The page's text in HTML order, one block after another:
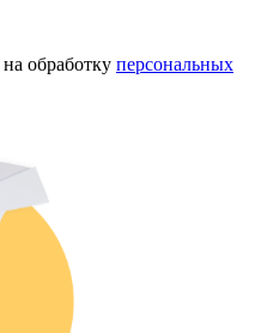
обработку персональных